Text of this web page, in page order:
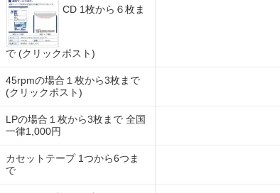
CD 1枚から６枚ま
で (クリックポスト)
45rpmの場合１枚から3枚まで
(クリックポスト)
LPの場合１枚から3枚まで 全国
一律1,000円
カセットテープ 1つから6つま
で